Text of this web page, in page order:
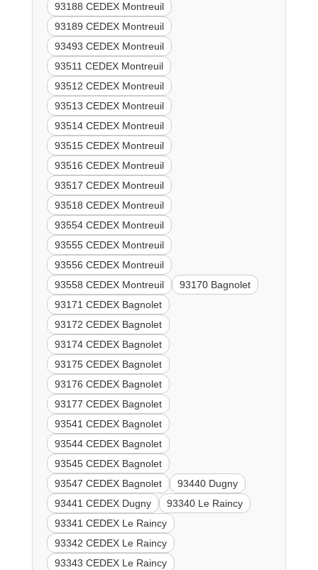
93188 CEDEX Montreuil
93189 CEDEX Montreuil
93493 CEDEX Montreuil
93511 CEDEX Montreuil
93512 CEDEX Montreuil
93513 CEDEX Montreuil
93514 CEDEX Montreuil
93515 CEDEX Montreuil
93516 CEDEX Montreuil
93517 CEDEX Montreuil
93518 CEDEX Montreuil
93554 CEDEX Montreuil
93555 CEDEX Montreuil
93556 CEDEX Montreuil
93558 CEDEX Montreuil
93170 Bagnolet
93171 CEDEX Bagnolet
93172 CEDEX Bagnolet
93174 CEDEX Bagnolet
93175 CEDEX Bagnolet
93176 CEDEX Bagnolet
93177 CEDEX Bagnolet
93541 CEDEX Bagnolet
93544 CEDEX Bagnolet
93545 CEDEX Bagnolet
93547 CEDEX Bagnolet
93440 Dugny
93441 CEDEX Dugny
93340 Le Raincy
93341 CEDEX Le Raincy
93342 CEDEX Le Raincy
93343 CEDEX Le Raincy